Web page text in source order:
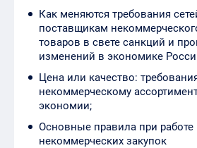
Как меняются требования
поставщикам
товаров в свете санкций и
изменений в экономике
Цена или качество:
некоммерческому
экономии;
Основные правила при работе
некоммерческих закупок